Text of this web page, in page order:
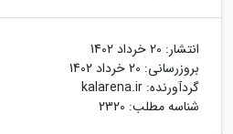
انتشار: 20 خرداد 1402
بروزرسانی: 20 خرداد 1402
گردآورنده: kalarena.ir
شناسه مطلب: 2320